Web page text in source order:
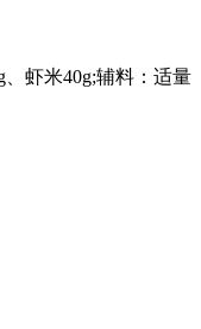
虾米40g;辅料：适量